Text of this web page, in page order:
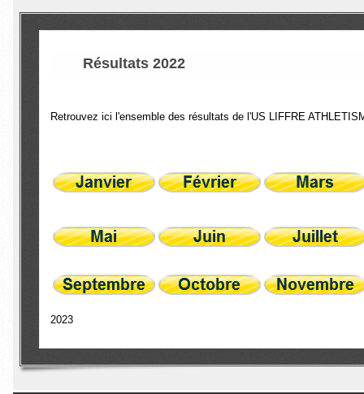
Résultats 2022
Retrouvez ici l'ensemble des résultats de l'US LIFFRE
2023